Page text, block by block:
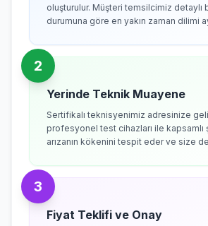
oluşturulur. Müşteri temsilcimiz detaylı
durumuna göre en yakın zaman dilimi
2
Yerinde Teknik Muayene
Sertifikalı teknisyenimiz adresinize gelir,
profesyonel test cihazları ile kapsamlı
arızanın kökenini tespit eder ve size
3
Fiyat Teklifi ve Onay